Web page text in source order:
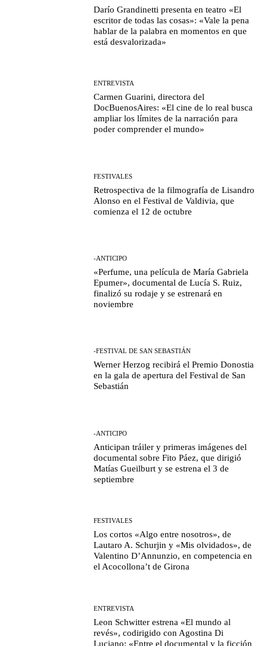
Darío Grandinetti presenta en teatro «El
escritor de todas las cosas»: «Vale la pena
hablar de la palabra en momentos en que
está desvalorizada»
ENTREVISTA
Carmen Guarini, directora del
DocBuenosAires: «El cine de lo real busca
ampliar los límites de la narración para
poder comprender el mundo»
FESTIVALES
Retrospectiva de la filmografía de Lisandro
Alonso en el Festival de Valdivia, que
comienza el 12 de octubre
-ANTICIPO
«Perfume, una película de María Gabriela
Epumer», documental de Lucía S. Ruiz,
finalizó su rodaje y se estrenará en
noviembre
-FESTIVAL DE SAN SEBASTIÁN
Werner Herzog recibirá el Premio Donostia
en la gala de apertura del Festival de San
Sebastián
-ANTICIPO
Anticipan tráiler y primeras imágenes del
documental sobre Fito Páez, que dirigió
Matías Gueilburt y se estrena el 3 de
septiembre
FESTIVALES
Los cortos «Algo entre nosotros», de
Lautaro A. Schurjin y «Mis olvidados», de
Valentino D’Annunzio, en competencia en
el Acocollona’t de Girona
ENTREVISTA
Leon Schwitter estrena «El mundo al
revés», codirigido con Agostina Di
Luciano: «Entre el documental y la ficción